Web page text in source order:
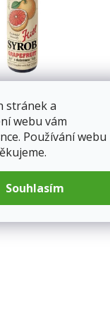
stránek a
webu vám
Používání webu
Souhlasím
Do košíku